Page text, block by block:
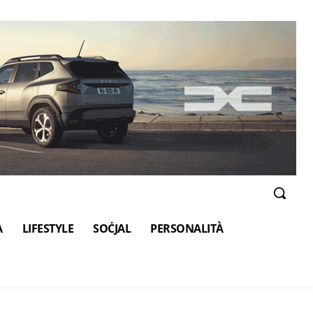
LIFESTYLE SOĊJAL PERSONALITÀ